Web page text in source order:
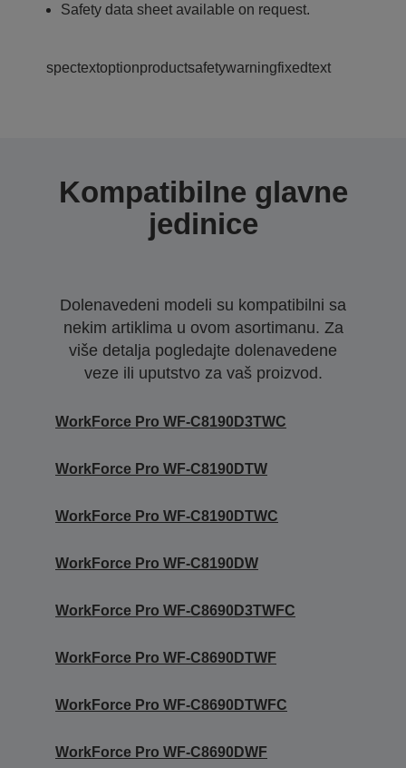
Safety data sheet available on request.
spectextoptionproductsafetywarningfixedtext
Kompatibilne glavne
jedinice
Dolenavedeni modeli su kompatibilni sa
nekim artiklima u ovom asortimanu. Za
više detalja pogledajte dolenavedene
veze ili uputstvo za vaš proizvod.
WorkForce Pro WF-C8190D3TWC
WorkForce Pro WF-C8190DTW
WorkForce Pro WF-C8190DTWC
WorkForce Pro WF-C8190DW
WorkForce Pro WF-C8690D3TWFC
WorkForce Pro WF-C8690DTWF
WorkForce Pro WF-C8690DTWFC
WorkForce Pro WF-C8690DWF